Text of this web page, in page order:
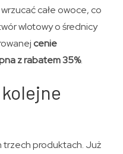
całe owoce, co
wlotowy o średnicy
cenie
z rabatem 35%.
trzech produktach. Już